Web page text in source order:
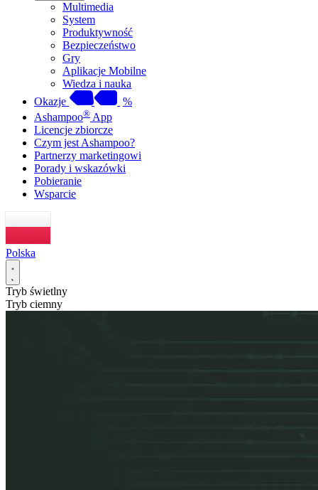
Multimedia
System
Produktywność
Bezpieczeństwo
Gry
Aplikacje Mobilne
Wiedza i nauka
Okazje
%
Ashampoo® App
Licencje zbiorcze
Czym jest Ashampoo?
Partnerzy marketingowi
Porady i wskazówki
Pobieranie
Wsparcie
Polska
Tryb świetlny
Tryb ciemny